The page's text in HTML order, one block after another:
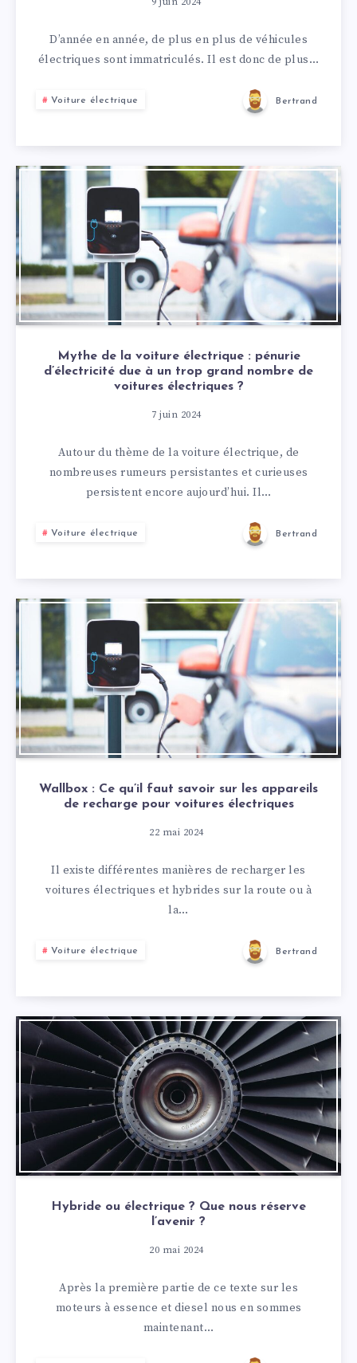
D’année en année, de plus en plus de véhicules
électriques sont immatriculés. Il est donc de plus…
Voiture électrique Bertrand
Mythe de la voiture électrique : pénurie
d’électricité due à un trop grand nombre de
voitures électriques ?
7 juin 2024
Autour du thème de la voiture électrique, de
nombreuses rumeurs persistantes et curieuses
persistent encore aujourd’hui. Il…
Voiture électrique Bertrand
Wallbox : Ce qu’il faut savoir sur les appareils
de recharge pour voitures électriques
22 mai 2024
Il existe différentes manières de recharger les
voitures électriques et hybrides sur la route ou à
la…
Voiture électrique Bertrand
Hybride ou électrique ? Que nous réserve
l’avenir ?
20 mai 2024
Après la première partie de ce texte sur les
moteurs à essence et diesel nous en sommes
maintenant…